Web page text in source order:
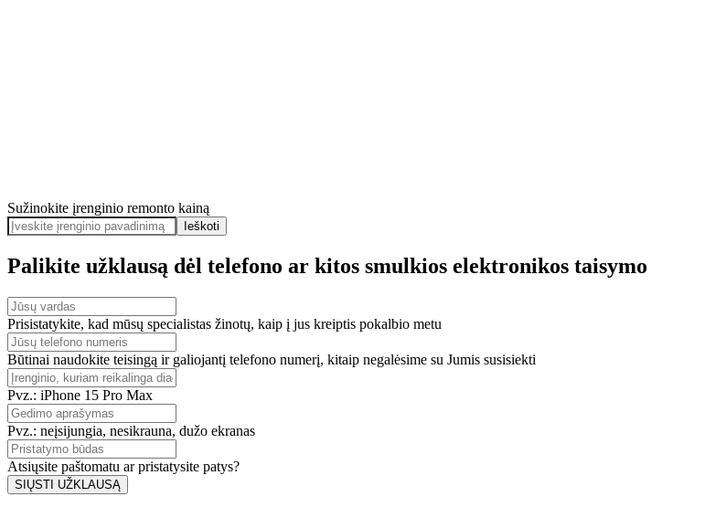
Sužinokite įrenginio remonto kainą
Ieškoti
Palikite užklausą dėl telefono ar kitos smulkios elektronikos taisymo
Prisistatykite, kad mūsų specialistas žinotų, kaip į jus kreiptis pokalbio metu
Būtinai naudokite teisingą ir galiojantį telefono numerį, kitaip negalėsime su Jumis susisiekti
Pvz.: iPhone 15 Pro Max
Pvz.: neįsijungia, nesikrauna, dužo ekranas
Atsiųsite paštomatu ar pristatysite patys?
SIŲSTI UŽKLAUSĄ